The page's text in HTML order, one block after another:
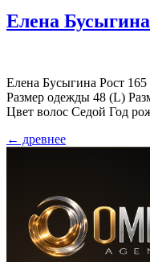
Елена Бусыгина
Елена Бусыгина Рост
Размер одежды 48 (L)
Цвет волос Седой Год
← древнее